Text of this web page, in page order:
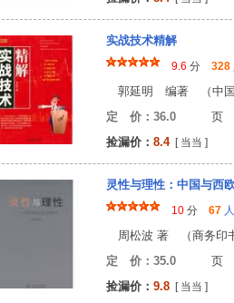
实战技术精解
9.6 分 328
郭延明 编著 （中国
定 价：36.0 页
捡漏价： 8.4[ 当当 ]
灵性与理性：中国与西
10 分 67
周松波 著 （商务印书
定 价：35.0 页
捡漏价： 9.8 [ 当当 ]